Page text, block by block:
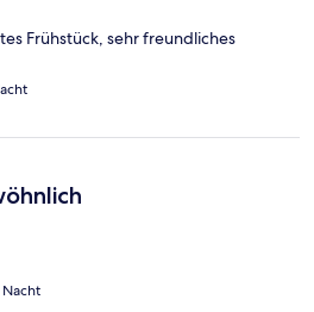
Frühstück, sehr freundliches